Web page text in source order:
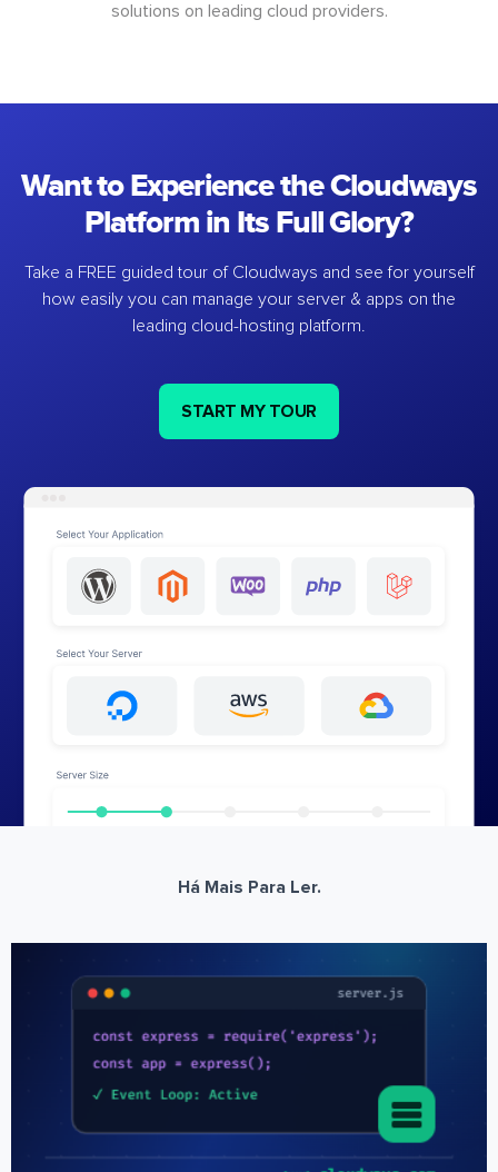
solutions on leading cloud providers.
Want to Experience the Cloudways
Platform in Its Full Glory?
Take a FREE guided tour of Cloudways and see for yourself
how easily you can manage your server & apps on the
leading cloud-hosting platform.
START MY TOUR
Há Mais Para Ler.